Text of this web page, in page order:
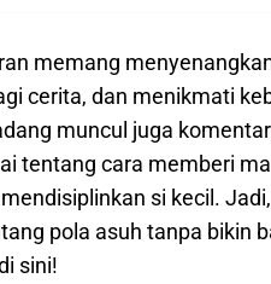
memang
cerita, dan menikmati
muncul juga
tentang cara memberi
si kecil.
pola asuh tanpa bikin
sini!